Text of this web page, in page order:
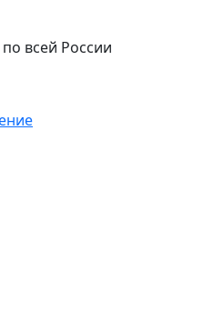
всей России